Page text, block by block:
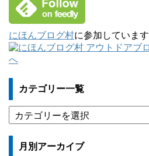
にほんブログ村に参加しています
カテゴリー一覧
テ
ゴ
月別アーカイブ